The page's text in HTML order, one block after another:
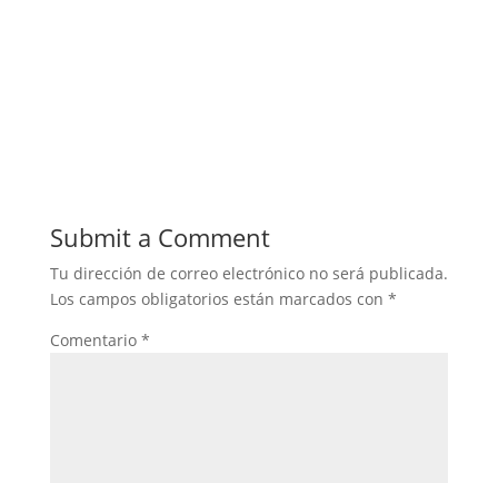
Submit a Comment
Tu dirección de correo electrónico no será publicada.
Los campos obligatorios están marcados con *
Comentario *